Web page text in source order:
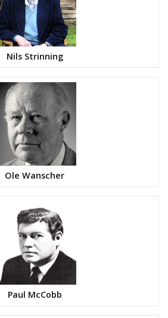
Nils Strinning
Ole Wanscher
Paul McCobb